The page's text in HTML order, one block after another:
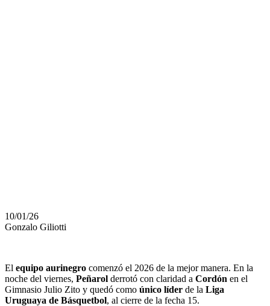
10/01/26
Gonzalo Giliotti
El equipo aurinegro comenzó el 2026 de la mejor manera. En la
noche del viernes, Peñarol derrotó con claridad a Cordón en el
Gimnasio Julio Zito y quedó como único líder de la Liga
Uruguaya de Básquetbol, al cierre de la fecha 15.